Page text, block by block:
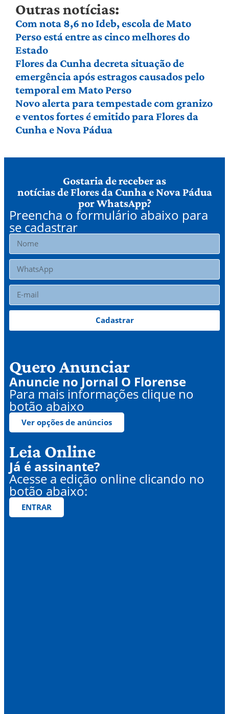
Outras notícias:
Com nota 8,6 no Ideb, escola de Mato
Perso está entre as cinco melhores do
Estado
Flores da Cunha decreta situação de
emergência após estragos causados pelo
temporal em Mato Perso
Novo alerta para tempestade com granizo
e ventos fortes é emitido para Flores da
Cunha e Nova Pádua
Gostaria de receber as
notícias de Flores da Cunha e Nova Pádua
por WhatsApp?
Preencha o formulário abaixo para
se cadastrar
Cadastrar
Quero Anunciar
Anuncie no Jornal O Florense
Para mais informações clique no
botão abaixo
Ver opções de anúncios
Leia Online
Já é assinante?
Acesse a edição online clicando no
botão abaixo:
ENTRAR